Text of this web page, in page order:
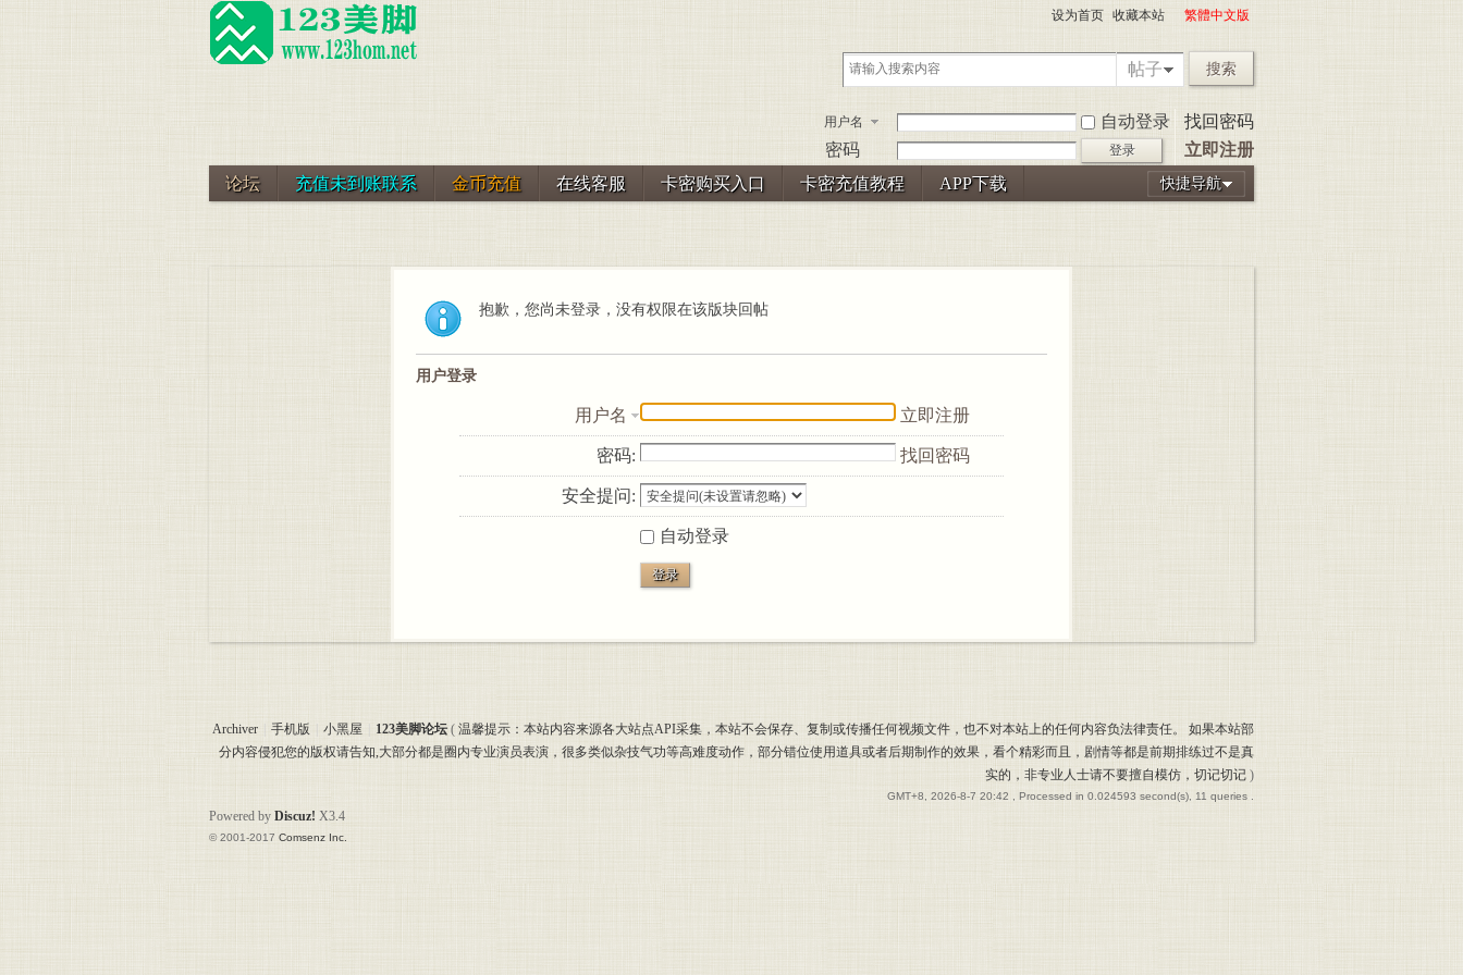
设为首页 收藏本站 繁體中文版
帖子 搜索
用户名 自动登录
找回密码
密码
登录 立即注册
快捷导航
论坛 充值未到账联系 金币充值 在线客服 卡密购买入口 卡密充值教程 APP下载
抱歉，您尚未登录，没有权限在该版块回帖
用户登录
用户名 立即注册
密码: 找回密码
安全提问:
自动登录
登录
Archiver 手机版 小黑屋 123美脚论坛 ( 温馨提示：本站内容来源各大站点API采集，本站不会保存、复制或传播任何视频文件，也不对本站上的任何内容负法律责任。 如果本站部
分内容侵犯您的版权请告知,大部分都是圈内专业演员表演，很多类似杂技气功等高难度动作，部分错位使用道具或者后期制作的效果，看个精彩而且，剧情等都是前期排练过不是真
实的，非专业人士请不要擅自模仿，切记切记 )
GMT+8, 2026-8-7 20:42 , Processed in 0.024593 second(s), 11 queries .
Powered by Discuz! X3.4
© 2001-2017 Comsenz Inc.